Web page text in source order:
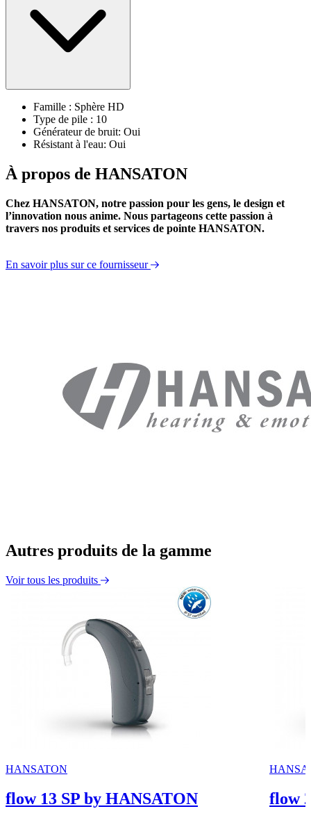
Famille : Sphère HD
Type de pile : 10
Générateur de bruit: Oui
Résistant à l'eau: Oui
À propos de HANSATON
Chez HANSATON, notre passion pour les gens, le design et
l’innovation nous anime. Nous partageons cette passion à
travers nos produits et services de pointe HANSATON.
En savoir plus sur ce fournisseur
Autres produits de la gamme
Voir tous les produits
HANSATON
flow 13 SP by HANSATON flow